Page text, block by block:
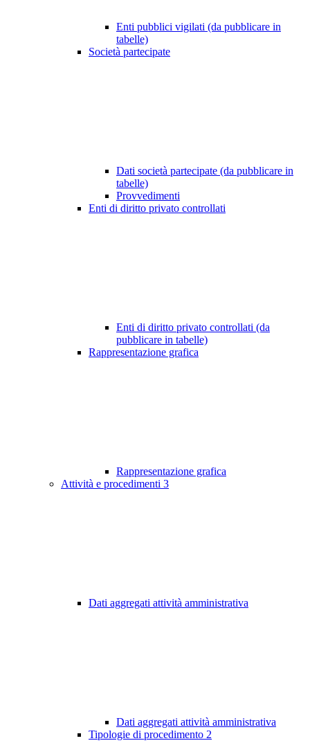
Enti pubblici vigilati (da pubblicare in
tabelle)
Società partecipate
Dati società partecipate (da pubblicare in
tabelle)
Provvedimenti
Enti di diritto privato controllati
Enti di diritto privato controllati (da
pubblicare in tabelle)
Rappresentazione grafica
Rappresentazione grafica
Attività e procedimenti 3
Dati aggregati attività amministrativa
Dati aggregati attività amministrativa
Tipologie di procedimento 2